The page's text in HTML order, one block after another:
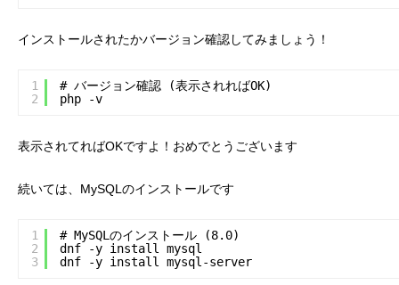
インストールされたかバージョン確認してみましょう！
1
2
# バージョン確認 (表示されればOK)
php -v
表示されてればOKですよ！おめでとうございます
続いては、MySQLのインストールです
1
2
3
# MySQLのインストール (8.0)
dnf -y install mysql
dnf -y install mysql-server